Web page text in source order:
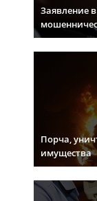
Заявление
Порча,
имущества